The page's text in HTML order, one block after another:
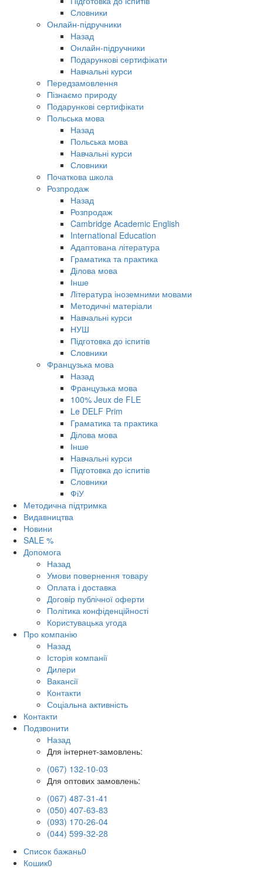
Словники
Онлайн-підручники
Назад
Онлайн-підручники
Подарункові сертифікати
Навчальні курси
Передзамовлення
Пізнаємо природу
Подарункові сертифікати
Польська мова
Назад
Польська мова
Навчальні курси
Словники
Початкова школа
Розпродаж
Назад
Розпродаж
Cambridge Academic English
International Education
Адаптована література
Граматика та практика
Ділова мова
Інше
Література іноземними мовами
Методичні матеріали
Навчальні курси
НУШ
Підготовка до іспитів
Словники
Французька мова
Назад
Французька мова
100% Jeux de FLE
Le DELF Prim
Граматика та практика
Ділова мова
Інше
Навчальні курси
Підготовка до іспитів
Словники
ФіУ
Методична підтримка
Видавництва
Новини
SALE %
Допомога
Назад
Умови повернення товару
Оплата і доставка
Договір публічної оферти
Політика конфіденційності
Користувацька угода
Про компанію
Назад
Історія компанії
Дилери
Вакансії
Контакти
Соціальна активність
Контакти
Подзвонити
Назад
Для інтернет-замовлень:
(067) 132-10-03
Для оптових замовлень:
(067) 487-31-41
(050) 407-63-83
(093) 170-26-04
(044) 599-32-28
Список бажань0
Кошик0